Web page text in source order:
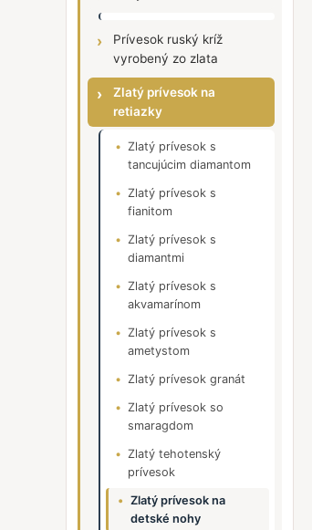
Prívesok ruský kríž
vyrobený zo zlata
Zlatý prívesok na
retiazky
Zlatý prívesok s
tancujúcim diamantom
Zlatý prívesok s
fianitom
Zlatý prívesok s
diamantmi
Zlatý prívesok s
akvamarínom
Zlatý prívesok s
ametystom
Zlatý prívesok granát
Zlatý prívesok so
smaragdom
Zlatý tehotenský
prívesok
Zlatý prívesok na
detské nohy